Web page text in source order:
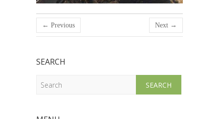
← Previous Next →
SEARCH